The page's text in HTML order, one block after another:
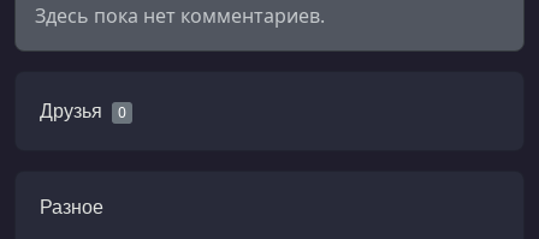
Здесь пока нет комментариев.
Друзья 0
Разное